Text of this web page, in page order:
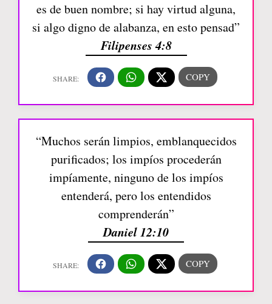
es de buen nombre; si hay virtud alguna,
si algo digno de alabanza, en esto pensad”
Filipenses 4:8
“Muchos serán limpios, emblanquecidos
purificados; los impíos procederán
impíamente, ninguno de los impíos
entenderá, pero los entendidos
comprenderán”
Daniel 12:10